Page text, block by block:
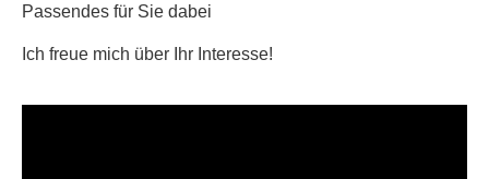
Passendes für Sie dabei
Ich freue mich über Ihr Interesse!